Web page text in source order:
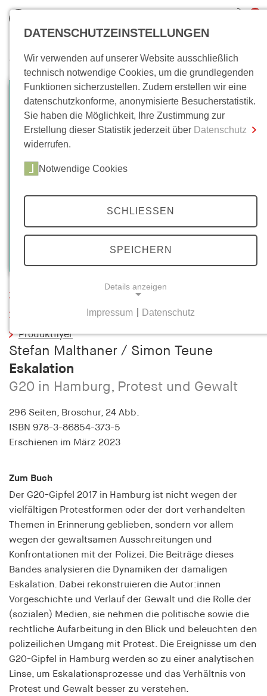
inkl. MwSt.
0,00 €
Zum Warenkorb Zur Kasse
Wo bin ich?
Inhaltsverzeichnis
Produktflyer
Stefan Malthaner / Simon Teune
Eskalation
G20 in Hamburg, Protest und Gewalt
296 Seiten, Broschur, 24 Abb.
ISBN 978-3-86854-373-5
Erschienen im März 2023
Zum Buch
Der G20-Gipfel 2017 in Hamburg ist nicht wegen der
vielfältigen Protestformen oder der dort verhandelten
Themen in Erinnerung geblieben, sondern vor allem
wegen der gewaltsamen Ausschreitungen und
Konfrontationen mit der Polizei. Die Beiträge dieses
Bandes analysieren die Dynamiken der damaligen
Eskalation. Dabei rekonstruieren die Autor:innen
Vorgeschichte und Verlauf der Gewalt und die Rolle der
(sozialen) Medien, sie nehmen die politische sowie die
rechtliche Aufarbeitung in den Blick und beleuchten den
polizeilichen Umgang mit Protest. Die Ereignisse um den
G20-Gipfel in Hamburg werden so zu einer analytischen
Linse, um Eskalationsprozesse und das Verhältnis von
Protest und Gewalt besser zu verstehen.
DATENSCHUTZEINSTELLUNGEN
Wir verwenden auf unserer Website ausschließlich
technisch notwendige Cookies, um die grundlegenden
Funktionen sicherzustellen. Zudem erstellen wir eine
datenschutzkonforme, anonymisierte Besucherstatistik.
Sie haben die Möglichkeit, Ihre Zustimmung zur
Erstellung dieser Statistik jederzeit über Datenschutz
widerrufen.
Notwendige Cookies
SCHLIESSEN
SPEICHERN
Details anzeigen
Notwendige Cookies helfen dabei, eine Webseite
nutzbar zu machen, indem sie Grundfunktionen
wie Seitennavigation und Zugriff auf sichere
Bereiche der Webseite ermöglichen. Die Webseite
kann ohne diese Cookies nicht richtig
funktionieren.
cookie_consent
cookie_consent
Anbieter:
hamburger-edition.de
Zweck:
Speichert den Zustimmungsstatus des Benutzers
für Cookies auf der aktuellen Domäne.
Cookie Laufzeit:
1 Jahr
fe_typo_user
Name:
Anbieter:
Impressum Datenschutz